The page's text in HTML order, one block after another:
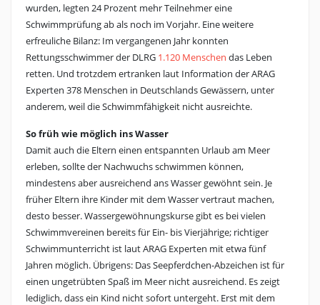
wurden, legten 24 Prozent mehr Teilnehmer eine
Schwimmprüfung ab als noch im Vorjahr. Eine weitere
erfreuliche Bilanz: Im vergangenen Jahr konnten
Rettungsschwimmer der DLRG 1.120 Menschen das Leben
retten. Und trotzdem ertranken laut Information der ARAG
Experten 378 Menschen in Deutschlands Gewässern, unter
anderem, weil die Schwimmfähigkeit nicht ausreichte.
So früh wie möglich ins Wasser
Damit auch die Eltern einen entspannten Urlaub am Meer
erleben, sollte der Nachwuchs schwimmen können,
mindestens aber ausreichend ans Wasser gewöhnt sein. Je
früher Eltern ihre Kinder mit dem Wasser vertraut machen,
desto besser. Wassergewöhnungskurse gibt es bei vielen
Schwimmvereinen bereits für Ein- bis Vierjährige; richtiger
Schwimmunterricht ist laut ARAG Experten mit etwa fünf
Jahren möglich. Übrigens: Das Seepferdchen-Abzeichen ist für
einen ungetrübten Spaß im Meer nicht ausreichend. Es zeigt
lediglich, dass ein Kind nicht sofort untergeht. Erst mit dem